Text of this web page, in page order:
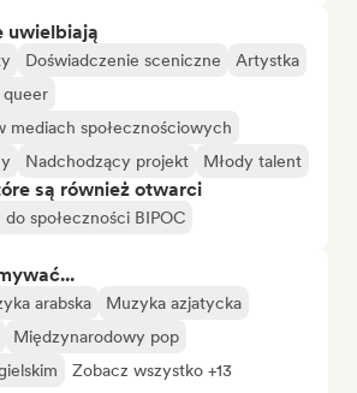
uwielbiają
Doświadczenie sceniczne
Artystka
mediach społecznościowych
Nadchodzący projekt Młody talent
są również otwarci
społeczności BIPOC
arabska
Muzyka azjatycka
Międzynarodowy pop
Zobacz wszystko +13